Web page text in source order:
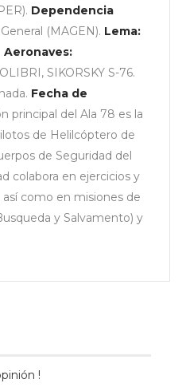
Dependencia
(MAGEN). Lema:
Aeronaves:
SIKORSKY S-76.
Fecha de
principal del Ala 78 es la
de Helilcóptero de
de Seguridad del
colabora en ejercicios y
así como en misiones de
y Salvamento) y
!